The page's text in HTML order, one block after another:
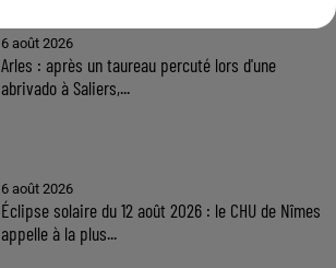
6 août 2026
Arles : après un taureau percuté lors d'une
abrivado à Saliers,...
6 août 2026
Éclipse solaire du 12 août 2026 : le CHU de Nîmes
appelle à la plus...